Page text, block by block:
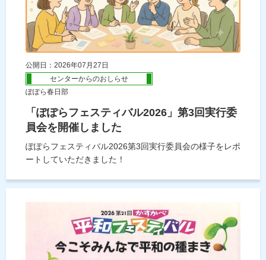
公開日：2026年07月27日
センターからのおしらせ
ぽぽら春日部
「ぽぽらフェスティバル2026」第3回実行委
員会を開催しました
ぽぽらフェスティバル2026第3回実行委員会の様子をレポ
ートしていただきました！